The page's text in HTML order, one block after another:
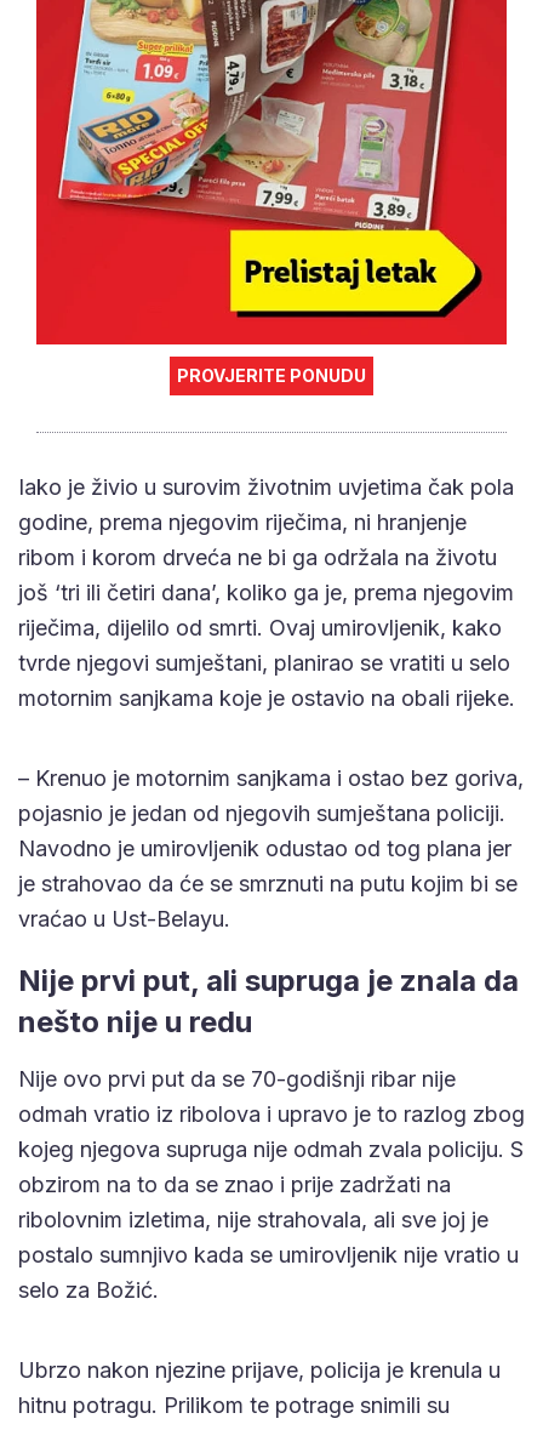
PROVJERITE PONUDU
Iako je živio u surovim životnim uvjetima čak pola
godine, prema njegovim riječima, ni hranjenje
ribom i korom drveća ne bi ga održala na životu
još ‘tri ili četiri dana’, koliko ga je, prema njegovim
riječima, dijelilo od smrti. Ovaj umirovljenik, kako
tvrde njegovi sumještani, planirao se vratiti u selo
motornim sanjkama koje je ostavio na obali rijeke.
– Krenuo je motornim sanjkama i ostao bez goriva,
pojasnio je jedan od njegovih sumještana policiji.
Navodno je umirovljenik odustao od tog plana jer
je strahovao da će se smrznuti na putu kojim bi se
vraćao u Ust-Belayu.
Nije prvi put, ali supruga je znala da
nešto nije u redu
Nije ovo prvi put da se 70-godišnji ribar nije
odmah vratio iz ribolova i upravo je to razlog zbog
kojeg njegova supruga nije odmah zvala policiju. S
obzirom na to da se znao i prije zadržati na
ribolovnim izletima, nije strahovala, ali sve joj je
postalo sumnjivo kada se umirovljenik nije vratio u
selo za Božić.
Ubrzo nakon njezine prijave, policija je krenula u
hitnu potragu. Prilikom te potrage snimili su